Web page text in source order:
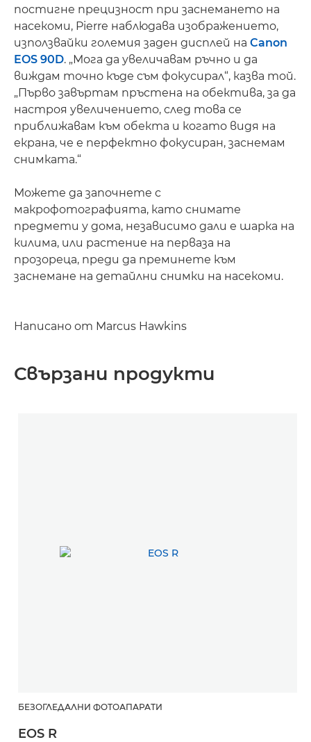
постигне прецизност при заснемането на
насекоми, Pierre наблюдава изображението,
използвайки големия заден дисплей на Canon
EOS 90D. „Мога да увеличавам ръчно и да
виждам точно къде съм фокусирал“, казва той.
„Първо завъртам пръстена на обектива, за да
настроя увеличението, след това се
приближавам към обекта и когато видя на
екрана, че е перфектно фокусиран, заснемам
снимката.“
Можете да започнете с
макрофотографията, като снимате
предмети у дома, независимо дали е шарка на
килима, или растение на перваза на
прозореца, преди да преминете към
заснемане на детайлни снимки на насекоми.
Написано от Marcus Hawkins
Свързани продукти
БЕЗОГЛЕДАЛНИ ФОТОАПАРАТИ
EOS R